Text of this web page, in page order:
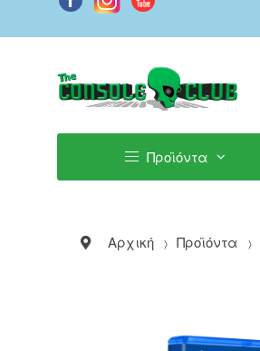
Προϊόντα
Αρχική Προϊόντα